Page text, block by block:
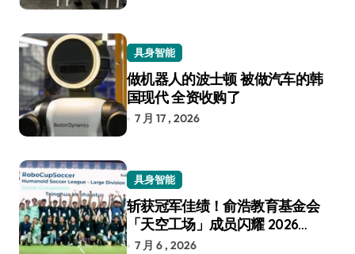
具身智能
做机器人的波士顿 被做汽车的韩
国现代 全资收购了
7 月 17 , 2026
具身智能
斩获冠军佳绩！俞浩教育基金会
「天空工场」成员闪耀 2026
RoboCup 机器人世界杯
7 月 6 , 2026